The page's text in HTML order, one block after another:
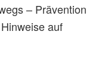
– Prävention
auf